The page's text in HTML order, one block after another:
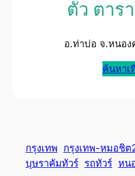
ตั๋ว ตาร
อ.ท่าบ่อ จ.หนอ
ค้นหาเ
กรุงเทพ กรุงเทพ-หมอชิต
บุษราคัมทัวร์ รถทัวร์ หน